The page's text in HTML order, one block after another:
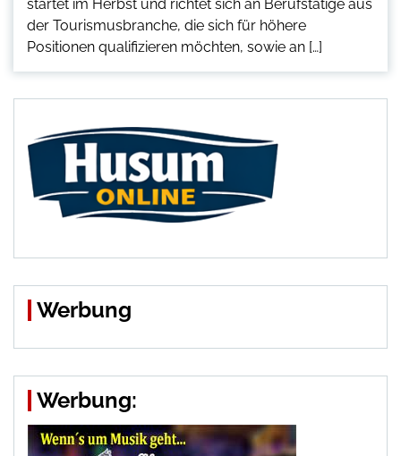
startet im Herbst und richtet sich an Berufstätige aus
der Tourismusbranche, die sich für höhere
Positionen qualifizieren möchten, sowie an […]
Werbung
Werbung: